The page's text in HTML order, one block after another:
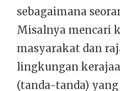
sebagaimana
Misalnya mencari
masyarakat dan
lingkungan
(tanda-tanda)